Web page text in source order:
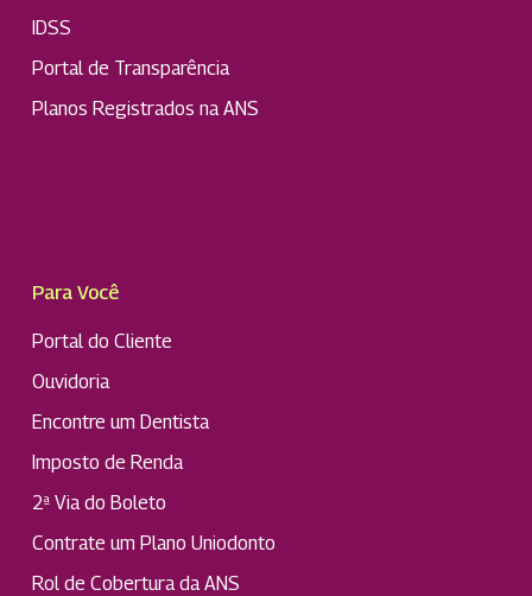
IDSS
Portal de Transparência
Planos Registrados na ANS
Para Você
Portal do Cliente
Ouvidoria
Encontre um Dentista
Imposto de Renda
2ª Via do Boleto
Contrate um Plano Uniodonto
Rol de Cobertura da ANS